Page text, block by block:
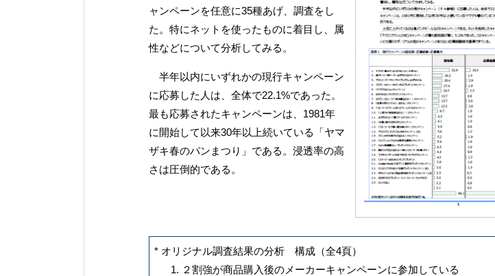
ャンペーンを任意に35種あげ、調査をし
た。特にネットを使ったものに着目し、属
性などについて分析してみる。
半年以内にいずれかの現行キャンペーン
に応募した人は、全体で22.1%であった。
最も応募されたキャンペーンは、1981年
に開始して以来30年以上続いている「ヤマ
ザキ春のパンまつり」である。浸透率の高
さは圧倒的である。
* オリジナル調査結果の分析 構成（全4頁）
２割強が商品購入後のメーカーキャンペーンに参加している